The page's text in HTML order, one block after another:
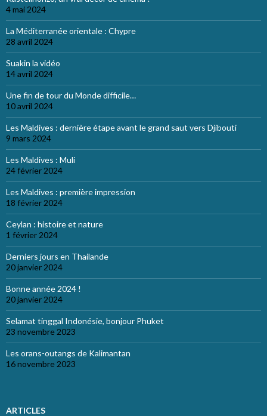
4 mai 2024
La Méditerranée orientale : Chypre
28 avril 2024
Suakin la vidéo
14 avril 2024
Une fin de tour du Monde difficile…
10 avril 2024
Les Maldives : dernière étape avant le grand saut vers Djibouti
9 mars 2024
Les Maldives : Muli
24 février 2024
Les Maldives : première impression
18 février 2024
Ceylan : histoire et nature
1 février 2024
Derniers jours en Thailande
20 janvier 2024
Bonne année 2024 !
20 janvier 2024
Selamat tinggal Indonésie, bonjour Phuket
23 novembre 2023
Les orans-outangs de Kalimantan
16 novembre 2023
ARTICLES